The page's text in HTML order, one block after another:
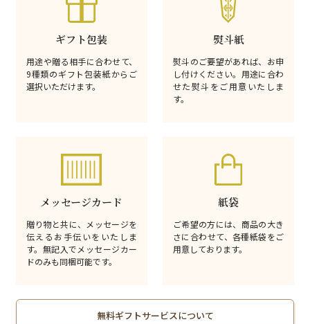
ギフト包装
用途や贈る相手に合わせて、
9種類のギフト包装紙からご
選択いただけます。
熨斗紙
熨斗のご要望があれば、お申
し付けください。用途に合わ
せた熨斗をご用意いたしま
す。
メッセージカード
贈り物と共に、メッセージを
伝えるお手伝いをいたしま
す。無記入でメッセージカー
ドのみも同梱可能です。
紙袋
ご希望の方には、商品の大き
さに合わせて、各種紙袋をご
用意しております。
無料ギフトサービスについて